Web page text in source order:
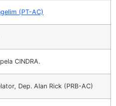
(PT-AC)
CINDRA.
Dep. Alan Rick (PRB-AC)